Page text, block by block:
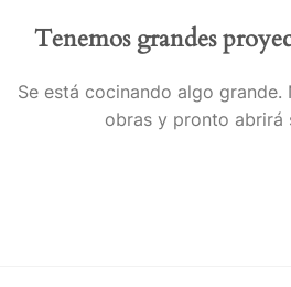
Tenemos grandes
Se está cocinando algo grande.
obras y pronto abrirá